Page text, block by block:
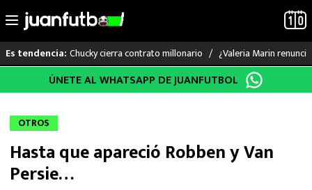
al
Es tendencia: Chucky cierra contrato millonario ¿Valeria Marin
LO ÚLTIMO
LIGA MX
RAYADOS
ÚNETE AL WHATSAPP DE JUANFUTBOL
OTROS
Hasta que apareció Robben y Van
Persie…